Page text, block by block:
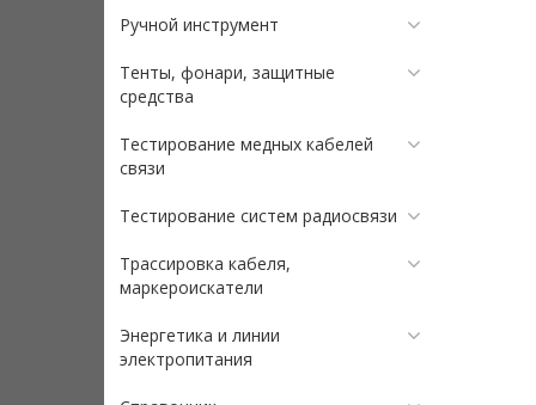
Ручной инструмент
Тенты, фонари, защитные
средства
Тестирование медных кабелей
связи
Тестирование систем радиосвязи
Трассировка кабеля,
маркероискатели
Энергетика и линии
электропитания